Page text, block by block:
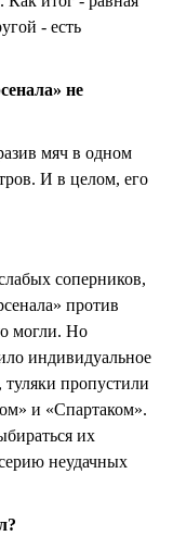
- есть
не
мяч в одном
И в целом, его
соперников,
против
могли. Но
индивидуальное
пропустили
и «Спартаком».
их
неудачных